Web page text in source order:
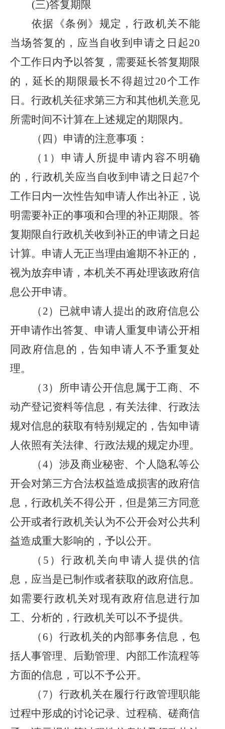
(三)答复期限
依据《条例》规定，行政机关不能
当场答复的，应当自收到申请之日起20
个工作日内予以答复，需要延长答复期限
的，延长的期限最长不得超过20个工作
日。行政机关征求第三方和其他机关意见
所需时间不计算在上述规定的期限内。
（四）申请的注意事项：
（ 1）申请人所提申请内容不明确
的，行政机关应当自收到申请之日起7个
工作日内一次性告知申请人作出补正，说
明需要补正的事项和合理的补正期限。答
复期限自行政机关收到补正的申请之日起
计算。申请人无正当理由逾期不补正的，
视为放弃申请，本机关不再处理该政府信
息公开申请。
（ 2）已就申请人提出的政府信息公
开申请作出答复、申请人重复申请公开相
同政府信息的，告知申请人不予重复处
理。
（ 3）所申请公开信息属于工商、不
动产登记资料等信息，有关法律、行政法
规对信息的获取有特别规定的，告知申请
人依照有关法律、行政法规的规定办理。
（4）涉及商业秘密、个人隐私等公
开会对第三方合法权益造成损害的政府信
息，行政机关不得公开，但是第三方同意
公开或者行政机关认为不公开会对公共利
益造成重大影响的，予以公开。
（ 5）行政机关向申请人提供的信
息，应当是已制作或者获取的政府信息。
如需要行政机关对现有政府信息进行加
工、分析的，行政机关可以不予提供。
（ 6）行政机关的内部事务信息，包
括人事管理、后勤管理、内部工作流程等
方面的信息，可以不予公开。
（ 7）行政机关在履行行政管理职能
过程中形成的讨论记录、过程稿、磋商信